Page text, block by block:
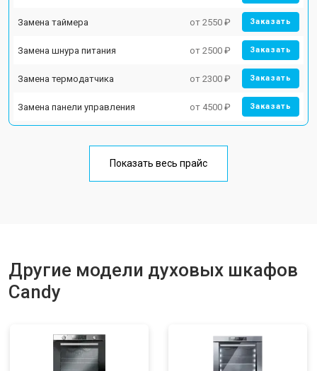
Замена таймера от 2550 ₽ Заказать
Замена шнура питания от 2500 ₽ Заказать
Замена термодатчика от 2300 ₽ Заказать
Замена панели управления от 4500 ₽ Заказать
Показать весь прайс
Другие модели духовых шкафов
Candy